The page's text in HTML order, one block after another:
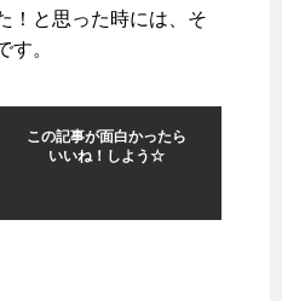
！と思った時には、そ
す。
この記事が面白かったら
いいね！しよう☆